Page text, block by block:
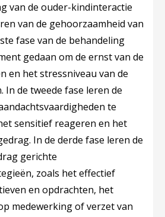
van de ouder-kindinteractie
van de gehoorzaamheid van
fase van de behandeling
gedaan om de ernst van de
en het stressniveau van de
In de tweede fase leren de
te
sensitief reageren en het
In de derde fase leren de
gerichte
zoals het effectief
en opdrachten, het
medewerking of verzet van